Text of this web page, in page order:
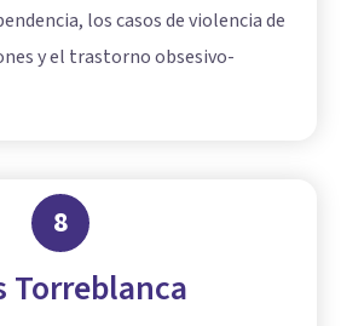
los casos de violencia de
y el trastorno obsesivo-
8
Torreblanca